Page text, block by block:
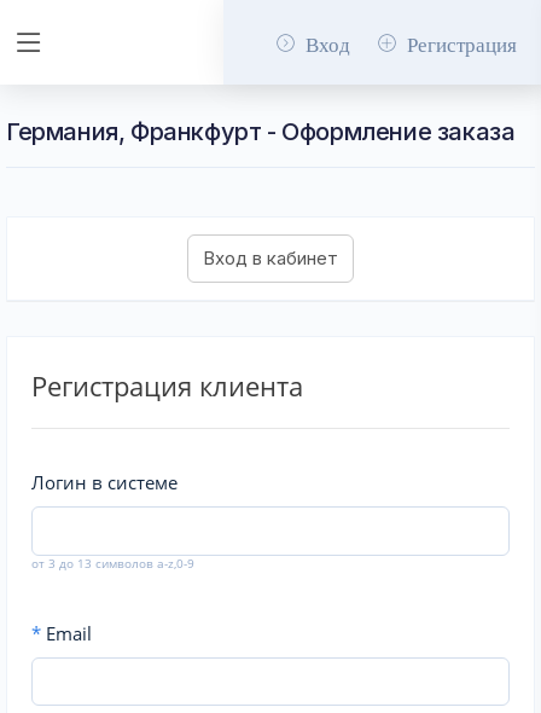
Вход Регистрация
Германия, Франкфурт - Оформление заказа
Регистрация клиента
Логин в системе
от 3 до 13 символов a-z,0-9
* Email